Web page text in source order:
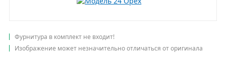
Фурнитура в комплект не входит!
Изображение может незначительно отличаться от оригинала